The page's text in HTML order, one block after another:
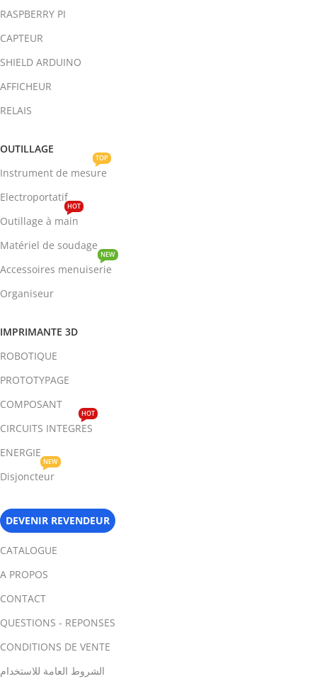
RASPBERRY PI
CAPTEUR
SHIELD ARDUINO
AFFICHEUR
RELAIS
OUTILLAGE
Instrument de mesure
TOP
Electroportatif
Outillage à main
HOT
Matériel de soudage
Accessoires menuiserie
NEW
Organiseur
IMPRIMANTE 3D
ROBOTIQUE
PROTOTYPAGE
COMPOSANT
CIRCUITS INTEGRES
HOT
ENERGIE
Disjoncteur
NEW
DEVENIR REVENDEUR
CATALOGUE
A PROPOS
CONTACT
QUESTIONS - REPONSES
CONDITIONS DE VENTE
الشروط العامة للاستخدام